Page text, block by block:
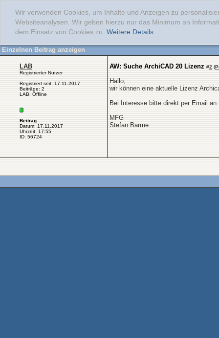
Wir verwenden Cookies, um Inhalte und Anzeigen zu
Websiteanalysen. Wir geben hierzu nur das Minimum an
dem Einsatz von Cookies zu. Weitere Details...
Einzelnen Beitrag anzeigen
LAB
Registrierter Nutzer
Registriert seit: 17.11.2017
Beiträge: 2
LAB: Offline
Beitrag
Datum: 17.11.2017
Uhrzeit: 17:55
ID: 56724
AW: Suche ArchiCAD 20 Lizenz #2 (
Hallo,
wir können eine aktuelle Lizenz
Bei Interesse bitte direkt per Email
MFG
Stefan Barme